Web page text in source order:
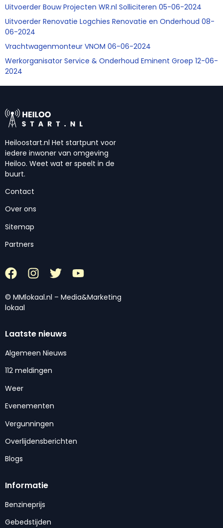
Uitvoerder Bouw Projecten WR.nl Solliciteren 05-06-2024
Uitvoerder Renovatie Logchies Renovatie en Onderhoud 08-
06-2024
Vrachtwagenmonteur VNOM 06-06-2024
Werkorganisator Service & Onderhoud Eminent Groep 12-06-
2024
Heiloostart.nl Het startpunt voor
iedere inwoner van omgeving
Heiloo. Weet wat er speelt in de
buurt.
Contact
Over ons
Sitemap
Partners
© MMlokaal.nl – Media&Marketing
lokaal
Laatste nieuws
Algemeen Nieuws
112 meldingen
Weer
Evenementen
Vergunningen
Overlijdensberichten
Blogs
Informatie
Benzineprijs
Gebedstijden